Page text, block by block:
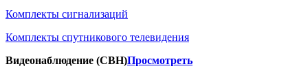
Комплекты сигнализаций
Комплекты спутникового телевидения
Видеонаблюдение (СВН)Просмотреть